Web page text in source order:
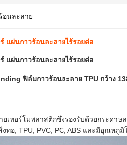
อนละลาย
แผ่นกาวร้อนละลายไร้รอยต่อ
แผ่นกาวร้อนละลายไร้รอยต่อ
ฟิล์มกาวร้อนละลาย TPU กว้าง
ทอร์โมพลาสติกซึ่งรองรับด้วยกระดาษ
ทอ, TPU, PVC, PC, ABS และมีอุณหภู